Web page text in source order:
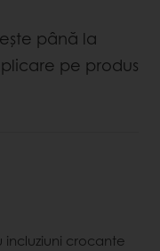
până la
pe produs
crocante